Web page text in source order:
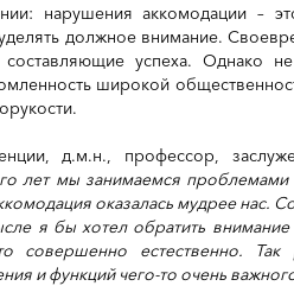
нарушения аккомодации –
должное внимание.
успеха. Однако
широкой
д.м.н., профессор,
лет мы занимаемся проблемами
оказалась мудрее нас.
я бы хотел обратить
совершенно естественно.
и функций чего-то очень